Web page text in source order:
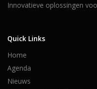
Innovatieve oplossingen
Quick Links
Home
Agenda
Nieuws